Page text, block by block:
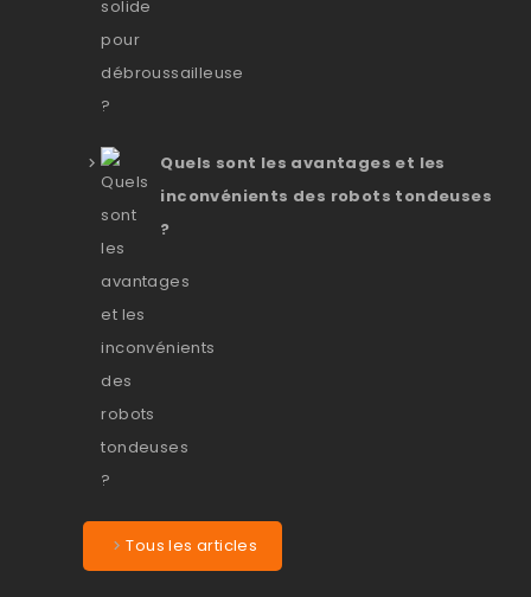
Quels sont les avantages et les
inconvénients des robots tondeuses
?
Tous les articles